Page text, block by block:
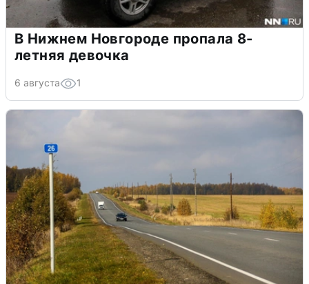
В Нижнем Новгороде пропала 8-
летняя девочка
6 августа 1